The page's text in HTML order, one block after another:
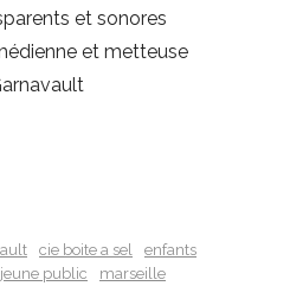
et sonores
et metteuse
cie boite a sel
enfants
jeune public
marseille